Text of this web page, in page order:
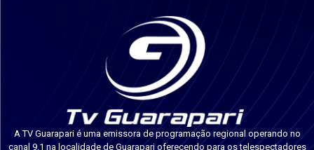
A TV Guarapari é uma emissora de programação regional operando no
canal 9.1 na localidade de Guarapari oferecendo para os telespectadores